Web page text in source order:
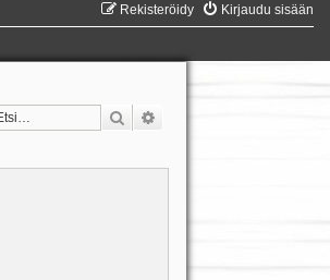
Kirjaudu sisään
Rekisteröidy
Etsi